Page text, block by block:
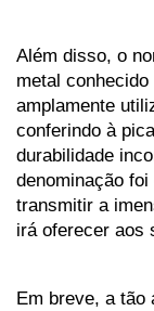
Além disso, o
metal
amplamente
conferindo à
durabilidade
denominação
transmitir a
irá oferecer aos
Em breve, a tão